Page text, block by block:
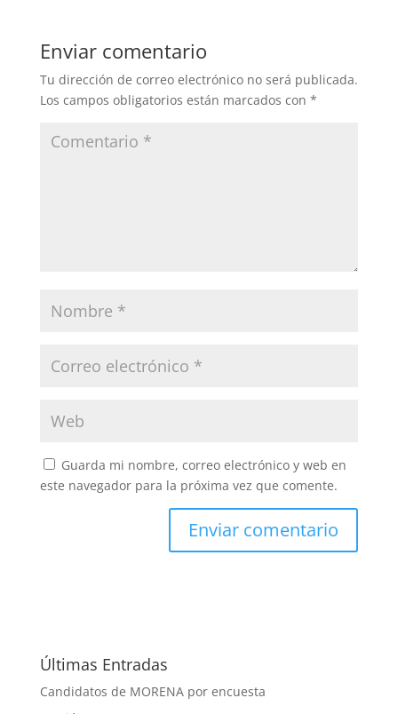
Enviar comentario
Tu dirección de correo electrónico no será publicada.
Los campos obligatorios están marcados con *
Guarda mi nombre, correo electrónico y web en
este navegador para la próxima vez que comente.
Últimas Entradas
Candidatos de MORENA por encuesta